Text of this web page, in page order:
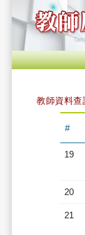
教師資料查
#
19
20
21